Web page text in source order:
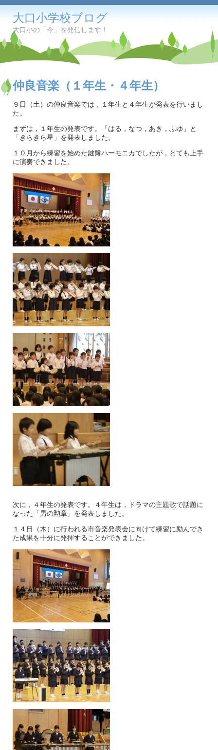
大口小学校ブログ
大口小の「今」を発信します！
仲良音楽（１年生・４年生）
９日（土）の仲良音楽では，１年生と４年生が発表を行いまし
た。
まずは，１年生の発表です。「はる，なつ，あき，ふゆ」と
「きらきら星」を発表しました。
１０月から練習を始めた鍵盤ハーモニカでしたが，とても上手
に演奏できました。
次に，４年生の発表です。４年生は，ドラマの主題歌で話題に
なった「男の勲章」を発表しました。
１４日（木）に行われる市音楽発表会に向けて練習に励んでき
た成果を十分に発揮することができました。